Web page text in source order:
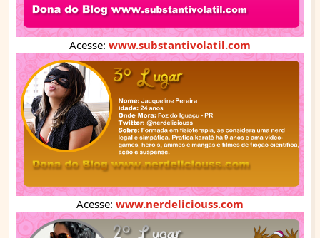
Acesse: www.substantivolatil.com
Acesse: www.nerdeliciouss.com